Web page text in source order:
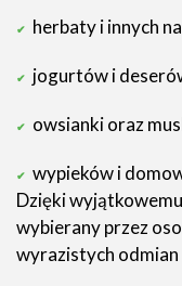
herbaty i innych
jogurtów i
owsianki oraz
wypieków i
Dzięki
wybierany przez
wyrazistych odmian